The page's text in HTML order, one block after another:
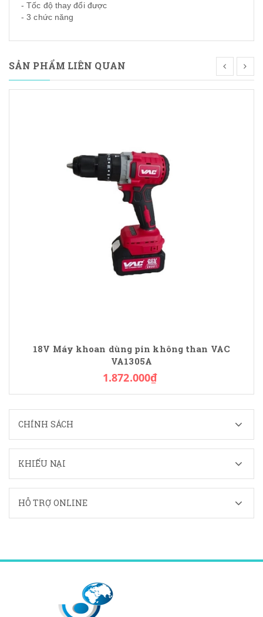
- Tốc độ thay đổi được
- 3 chức năng
SẢN PHẨM LIÊN QUAN
18V Máy khoan dùng pin không than VAC
VA1305A
1.872.000₫
CHÍNH SÁCH
KHIẾU NẠI
HỖ TRỢ ONLINE